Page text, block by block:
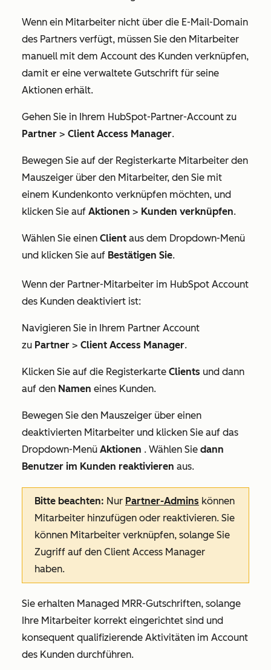
Wenn ein Mitarbeiter nicht über die E-Mail-Domain
des Partners verfügt, müssen Sie den Mitarbeiter
manuell mit dem Account des Kunden verknüpfen,
damit er eine verwaltete Gutschrift für seine
Aktionen erhält.
Gehen Sie in Ihrem HubSpot-Partner-Account zu
Partner > Client Access Manager.
Bewegen Sie auf der Registerkarte Mitarbeiter den
Mauszeiger über den Mitarbeiter, den Sie mit
einem Kundenkonto verknüpfen möchten, und
klicken Sie auf Aktionen > Kunden verknüpfen.
Wählen Sie einen Client aus dem Dropdown-Menü
und klicken Sie auf Bestätigen Sie.
Wenn der Partner-Mitarbeiter im HubSpot Account
des Kunden deaktiviert ist:
Navigieren Sie in Ihrem Partner Account
zu Partner > Client Access Manager.
Klicken Sie auf die Registerkarte Clients und dann
auf den Namen eines Kunden.
Bewegen Sie den Mauszeiger über einen
deaktivierten Mitarbeiter und klicken Sie auf das
Dropdown-Menü Aktionen . Wählen Sie dann
Benutzer im Kunden reaktivieren aus.
Bitte beachten: Nur Partner-Admins können
Mitarbeiter hinzufügen oder reaktivieren. Sie
können Mitarbeiter verknüpfen, solange Sie
Zugriff auf den Client Access Manager
haben.
Sie erhalten Managed MRR-Gutschriften, solange
Ihre Mitarbeiter korrekt eingerichtet sind und
konsequent qualifizierende Aktivitäten im Account
des Kunden durchführen.